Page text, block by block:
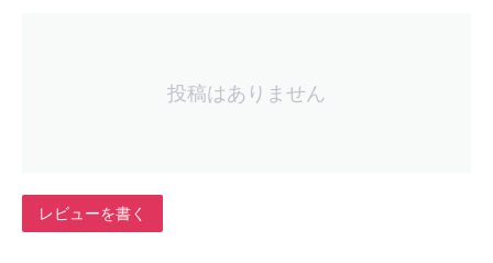
投稿はありません
レビューを書く